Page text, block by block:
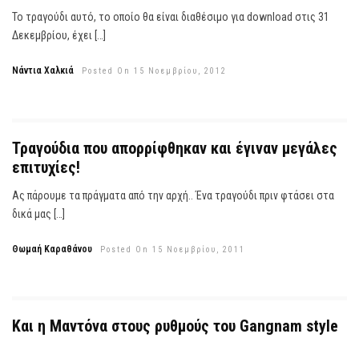
Το τραγούδι αυτό, το οποίο θα είναι διαθέσιμο για download στις 31
Δεκεμβρίου, έχει […]
Νάντια Χαλκιά Posted On 15 Νοεμβρίου, 2012
Τραγούδια που απορρίφθηκαν και έγιναν μεγάλες
επιτυχίες!
Ας πάρουμε τα πράγματα από την αρχή.. Ένα τραγούδι πριν φτάσει στα
δικά μας […]
Θωμαή Καραθάνου Posted On 15 Νοεμβρίου, 2011
Και η Μαντόνα στους ρυθμούς του Gangnam style